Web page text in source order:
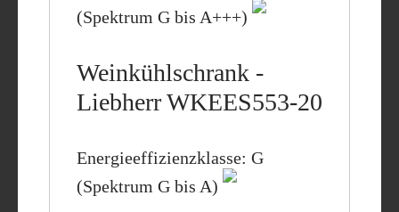
(Spektrum G bis A+++)
Weinkühlschrank -
Liebherr WKEES553-20
Energieeffizienzklasse: G
(Spektrum G bis A)